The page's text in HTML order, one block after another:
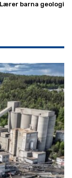
Lærer barna geologi